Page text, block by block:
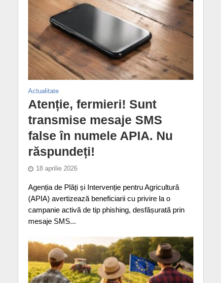
Actualitate
Atenție, fermieri! Sunt
transmise mesaje SMS
false în numele APIA. Nu
răspundeți!
18 aprilie 2026
Agenția de Plăți și Intervenție pentru Agricultură
(APIA) avertizează beneficiarii cu privire la o
campanie activă de tip phishing, desfășurată prin
mesaje SMS...